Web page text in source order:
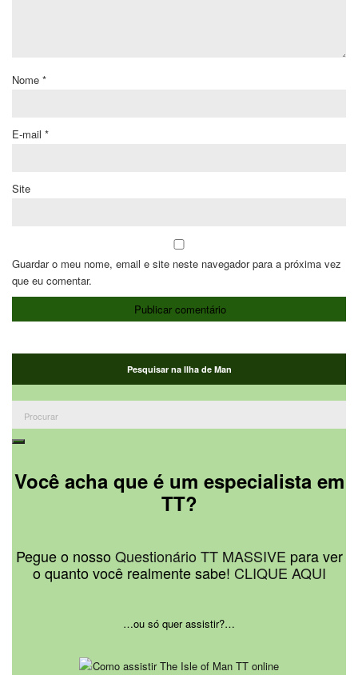
Nome *
E-mail *
Site
Guardar o meu nome, email e site neste navegador para a próxima vez
que eu comentar.
Pesquisar na Ilha de Man
Procurar
Você acha que é um especialista em
TT?
Pegue o nossoQuestionário TT MASSIVE para ver
o quanto você realmente sabe! CLIQUE AQUI
…ou só quer assistir?…